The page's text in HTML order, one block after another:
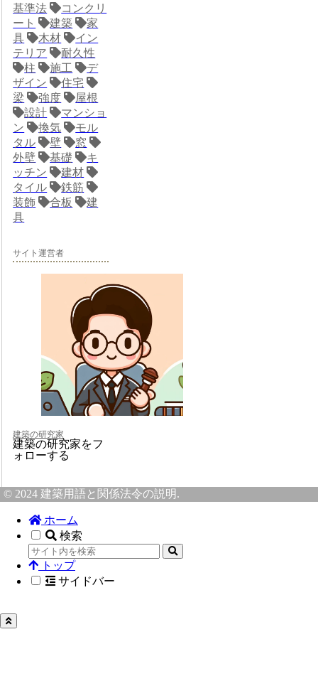
基準法
コンクリ
ート
建築
家
具
木材
イン
テリア
耐久性
柱
施工
デ
ザイン
住宅
梁
強度
屋根
設計
マンショ
ン
換気
モル
タル
壁
窓
外壁
基礎
キ
ッチン
建材
タイル
鉄筋
装飾
合板
建
具
サイト運営者
建築の研究家
建築の研究家をフ
ォローする
© 2024 建築用語と関係法令の説明.
ホーム
検索
トップ
サイドバー